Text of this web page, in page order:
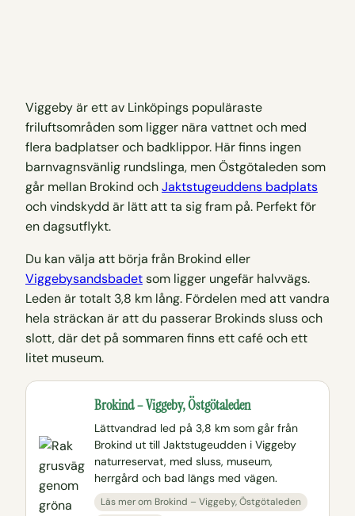
Viggeby är ett av Linköpings populäraste
friluftsområden som ligger nära vattnet och med
flera badplatser och badklippor. Här finns ingen
barnvagnsvänlig rundslinga, men Östgötaleden som
går mellan Brokind ochJaktstugeuddens badplats
och vindskydd är lätt att ta sig fram på. Perfekt för
en dagsutflykt.
Du kan välja att börja från Brokind eller
Viggebysandsbadetsom ligger ungefär halvvägs.
Leden är totalt 3,8 km lång. Fördelen med att vandra
hela sträckan är att du passerar Brokinds sluss och
slott, där det på sommaren finns ett café och ett
litet museum.
Brokind – Viggeby, Östgötaleden
Lättvandrad led på 3,8 km som går från
Brokind ut till Jaktstugeudden i Viggeby
naturreservat, med sluss, museum,
herrgård och bad längs med vägen.
Läs mer om Brokind – Viggeby, Östgötaleden